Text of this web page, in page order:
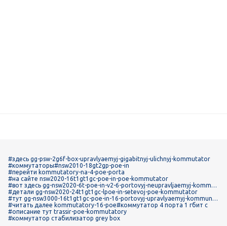
#здесь gg-psw-2g6f-box-upravlyaemyj-gigabitnyj-ulichnyj-kommutator
#коммутаторы#nsw2010-18gt2gp-poe-in
#перейти kommutatory-na-4-poe-porta
#на сайте nsw2020-16t1gt1gc-poe-in-poe-kommutator
#вот здесь gg-nsw2020-6t-poe-in-v2-6-portovyj-neupravljaemyj-kommut
aor-s-podderzhkoj-tehnologii-power-over-ethernet-poe
#детали gg-nsw2020-24t1gt1gc-lpoe-in-setevoj-poe-kommutator
#тут gg-nsw3000-16t1gt1gc-poe-in-16-portovyj-upravlyaemyj-kommunta
tor-urovnya-l2
#читать далее kommutatory-16-poe#коммутатор 4 порта 1 гбит с
#описание тут trassir-poe-kommutatory
#коммутатор стабилизатор grey box